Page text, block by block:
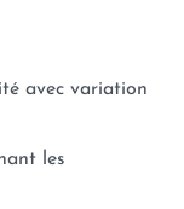
avec variation
les